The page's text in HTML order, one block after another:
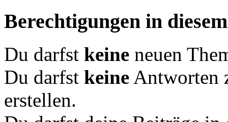
Berechtigungen in
Du darfst keine neuen
Du darfst keine Antworten
erstellen.